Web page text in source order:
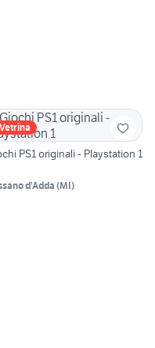
Vetrina
PS1 originali - Playstation 1
d'Adda (MI)